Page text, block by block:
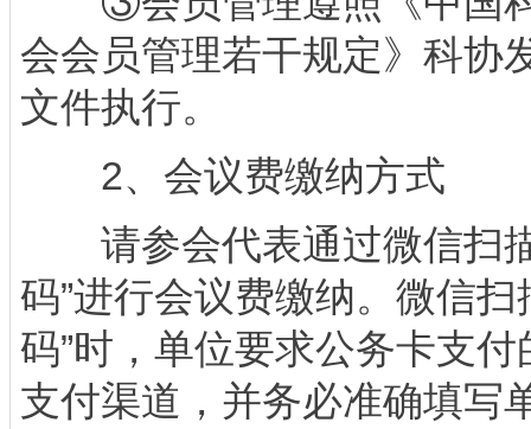
会会员管理若干规定》科协
文件执行。
2、会议费缴纳方式
请参会代表通过微信扫
码”进行会议费缴纳。微信扫
码”时，单位要求公务卡支
支付渠道，并务必准确填写